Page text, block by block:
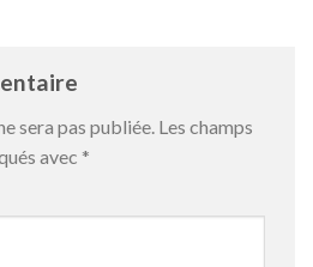
sera pas publiée. Les champs
avec *